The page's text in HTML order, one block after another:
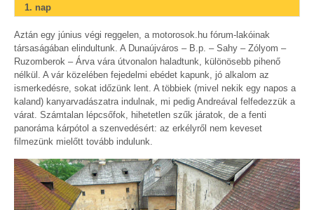
1. nap
Aztán egy június végi reggelen, a motorosok.hu fórum-lakóinak
társaságában elindultunk. A Dunaújváros – B.p. – Sahy – Zólyom –
Ruzomberok – Árva vára útvonalon haladtunk, különösebb pihenő
nélkül. A vár közelében fejedelmi ebédet kapunk, jó alkalom az
ismerkedésre, sokat időzünk lent. A többiek (mivel nekik egy napos a
kaland) kanyarvadászatra indulnak, mi pedig Andreával felfedezzük a
várat. Számtalan lépcsőfok, hihetetlen szűk járatok, de a fenti
panoráma kárpótol a szenvedésért: az erkélyről nem keveset
filmezünk mielőtt tovább indulunk.